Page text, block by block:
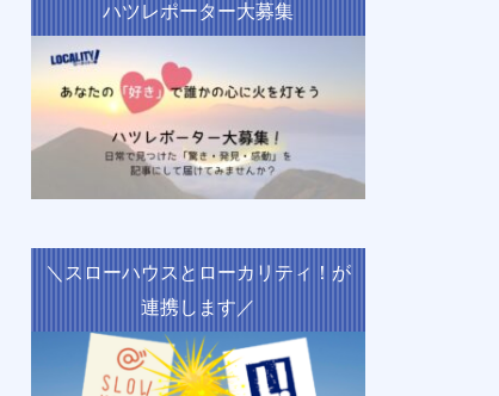
ハツレポーター大募集
＼スローハウスとローカリティ！が
連携します／